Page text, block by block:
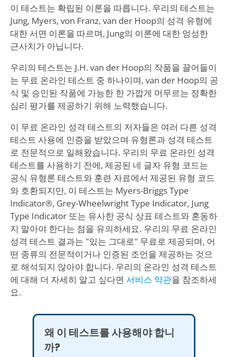
이 테스트는 확립된 이론을 따릅니다. 우리의 테스트는
Jung, Myers, von Franz, van der Hoop의 성격 유형에
대한 서면 이론을 따르며, Jung의 이론에 대한 엉성한
근사치가 아닙니다.
우리의 테스트는 J.H. van der Hoop의 작품을 끌어들이
는 무료 온라인 테스트 중 하나이며, van der Hoop의 공
식 및 승인된 작품에 가능한 한 가깝게 머무르는 정확한
심리 평가를 제공하기 위해 노력했습니다.
이 무료 온라인 성격 테스트의 저자들은 여러 다른 성격
테스트 사용에 인증을 받았으며 유형론과 성격 테스트
로 전문적으로 일해왔습니다. 우리의 무료 온라인 성격
테스트를 사용하기 전에, 제공된 네 글자 유형 코드는
공식 유형론 테스트와 훈련 자료에서 제공된 유형 코드
와 호환되지만, 이 테스트는 Myers-Briggs Type
Indicator®, Grey-Wheelwright Type Indicator, Jung
Type Indicator 또는 유사한 공식 상표 테스트와 혼동하
지 말아야 한다는 점을 유의하세요. 우리의 무료 온라인
성격 테스트 결과는 "있는 그대로" 무료로 제공되며, 어
떤 종류의 전문적이거나 인증된 조언을 제공하는 것으
로 해석되지 않아야 합니다. 우리의 온라인 성격 테스트
에 대해 더 자세히 알고 싶다면 서비스 약관을 참조하세
요.
왜 이 테스트를 사용해야 합니
까?